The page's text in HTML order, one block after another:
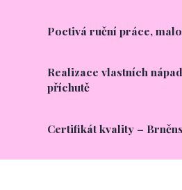
Poctivá ruční práce,
Realizace vlastních
příchutě
Certifikát kvality –